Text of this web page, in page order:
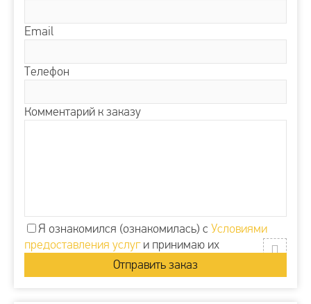
Email
Телефон
Комментарий к заказу
Я ознакомился (ознакомилась) с Условиями
предоставления услуги принимаю их